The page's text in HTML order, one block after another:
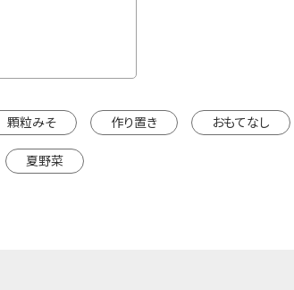
顆粒みそ 作り置き おもてなし
夏野菜